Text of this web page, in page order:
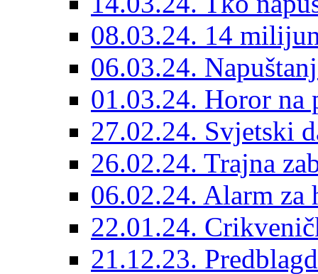
08.03.24. 14
06.03.24.
01.03.24. Horor na
27.02.24. Svjetski
26.02.24. Trajna
06.02.24. Alarm
22.01.24.
21.12.23.